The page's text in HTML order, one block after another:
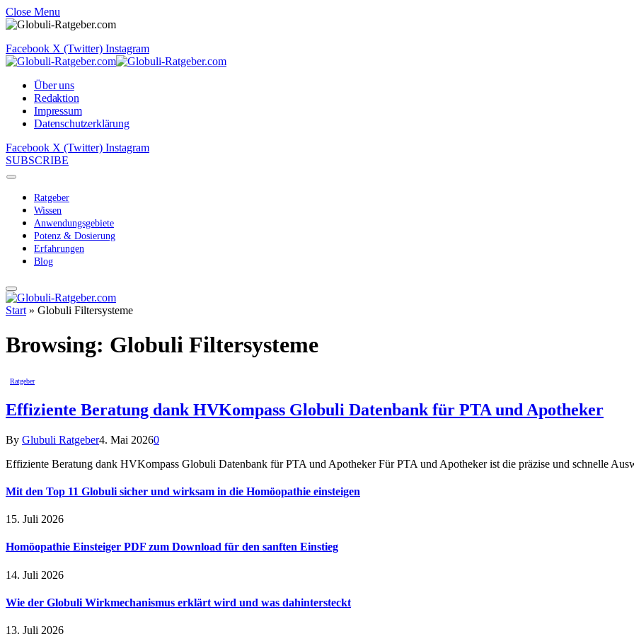
Close Menu
Facebook X (Twitter) Instagram
Über uns
Redaktion
Impressum
Datenschutzerklärung
Facebook X (Twitter) Instagram
SUBSCRIBE
Ratgeber
Wissen
Anwendungsgebiete
Potenz & Dosierung
Erfahrungen
Blog
Start » Globuli Filtersysteme
Browsing: Globuli Filtersysteme
Ratgeber
Effiziente Beratung dank HVKompass Globuli Datenbank für PTA und Apotheker
By Glubuli Ratgeber4. Mai 20260
Effiziente Beratung dank HVKompass Globuli Datenbank für PTA und Apotheker Für PTA und Apotheker ist die präzise und schnelle
Mit den Top 11 Globuli sicher und wirksam in die Homöopathie einsteigen
15. Juli 2026
Homöopathie Einsteiger PDF zum Download für den sanften Einstieg
14. Juli 2026
Wie der Globuli Wirkmechanismus erklärt wird und was dahintersteckt
13. Juli 2026